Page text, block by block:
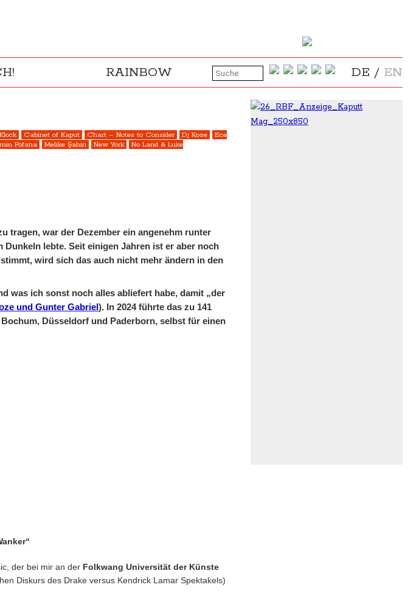
RAINBOW DE / EN
Cabinet of Kaput Chart – Notes to Consider Dj Koze
Ece
Fofana Melike Şahin New York
No Land & Luke
tragen, war der Dezember ein angenehm runter
lebte. Seit einigen Jahren ist er aber noch
wird sich das auch nicht mehr ändern in den
was ich sonst noch alles abliefert habe, damit „der
und Gunter Gabriel). In 2024 führte das zu 141
Düsseldorf und Paderborn, selbst für einen
der bei mir an der Folkwang Universität der Künste
Diskurs des Drake versus Kendrick Lamar Spektakels)